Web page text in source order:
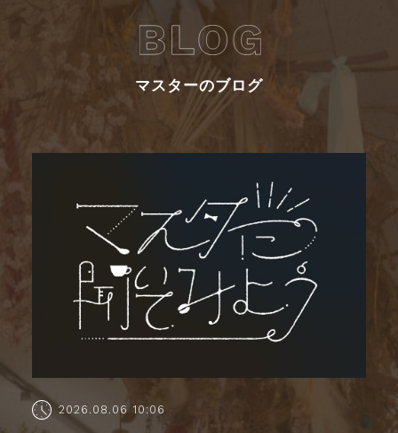
マスターのブログ
2026.08.06 10:06